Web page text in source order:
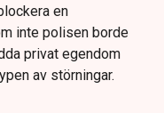
en
inte polisen borde
privat egendom
av störningar.